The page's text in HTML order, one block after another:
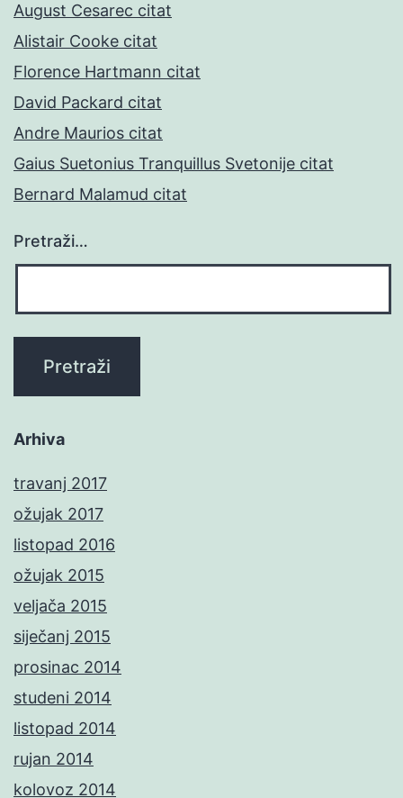
August Cesarec citat
Alistair Cooke citat
Florence Hartmann citat
David Packard citat
Andre Maurios citat
Gaius Suetonius Tranquillus Svetonije citat
Bernard Malamud citat
Pretraži…
Arhiva
travanj 2017
ožujak 2017
listopad 2016
ožujak 2015
veljača 2015
siječanj 2015
prosinac 2014
studeni 2014
listopad 2014
rujan 2014
kolovoz 2014